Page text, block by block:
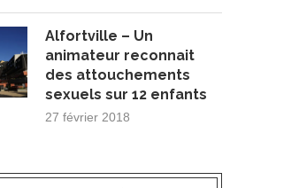
Alfortville – Un
animateur reconnait
des attouchements
sexuels sur 12 enfants
27 février 2018